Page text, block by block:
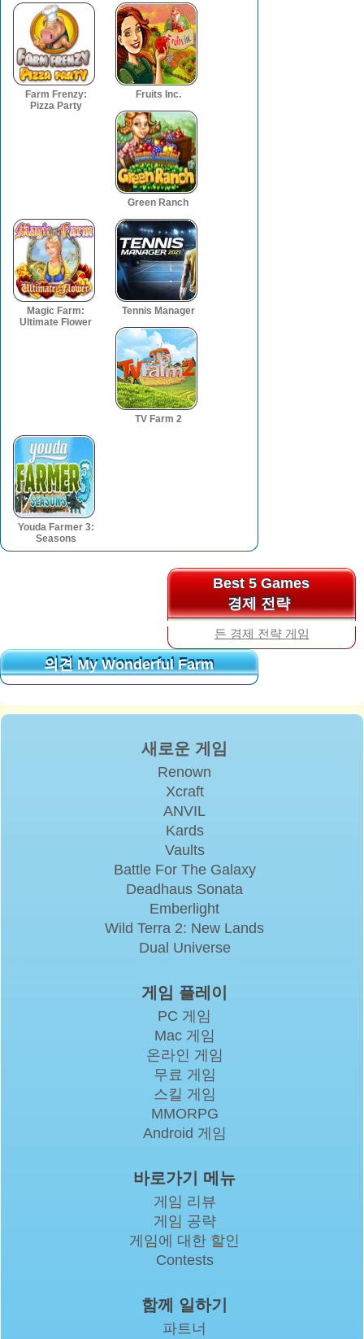
Farm Frenzy:
Pizza Party
Fruits Inc.
Green Ranch
Magic Farm:
Ultimate Flower
Tennis Manager
TV Farm 2
Youda Farmer 3:
Seasons
Best 5 Games
Best 5 Games
경제 전략
경제 전략
든 경제 전략 게임
의견 My Wonderful Farm
의견 My Wonderful Farm
새로운 게임
Renown
Xcraft
ANVIL
Kards
Vaults
Battle For The Galaxy
Deadhaus Sonata
Emberlight
Wild Terra 2: New Lands
Dual Universe
게임 플레이
PC 게임
Mac 게임
온라인 게임
무료 게임
스킬 게임
MMORPG
Android 게임
바로가기 메뉴
게임 리뷰
게임 공략
게임에 대한 할인
Contests
함께 일하기
파트너